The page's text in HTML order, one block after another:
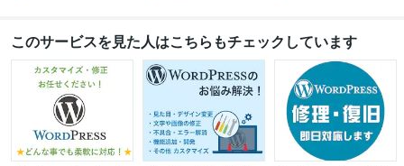
このサービスを見た人はこちらもチェックしています